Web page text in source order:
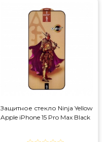
Защитное стекло Ninja Yellow
Apple iPhone 15 Pro Max Black